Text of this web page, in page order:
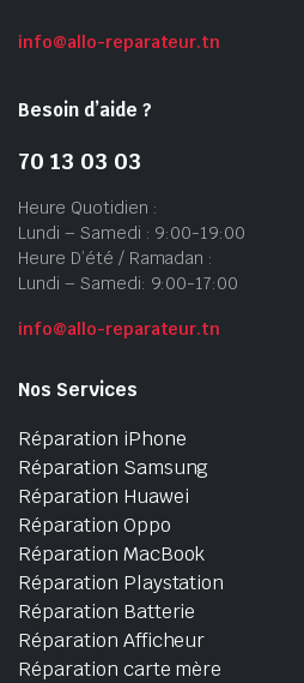
info@allo-reparateur.tn
Besoin d’aide ?
70 13 03 03
Heure Quotidien :
Lundi – Samedi : 9:00-19:00
Heure D’été / Ramadan :
Lundi – Samedi: 9:00-17:00
info@allo-reparateur.tn
Nos Services
Réparation iPhone
Réparation Samsung
Réparation Huawei
Réparation Oppo
Réparation MacBook
Réparation Playstation
Réparation Batterie
Réparation Afficheur
Réparation carte mère